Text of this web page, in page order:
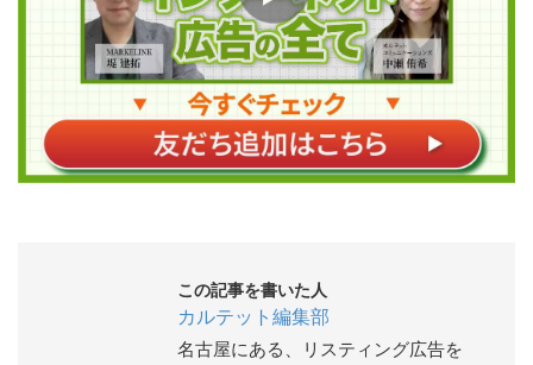
この記事を書いた人
カルテット編集部
名古屋にある、リスティング広告を